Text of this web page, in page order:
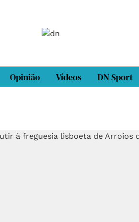
Opinião Vídeos DN Sport